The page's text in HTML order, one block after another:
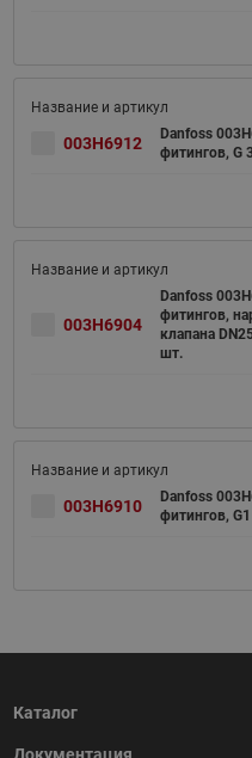
003H6912
Danfoss
фитингов, G
003H6904
Danfoss
фитингов,
клапана
шт.
003H6910
Danfoss
фитингов,
Каталог